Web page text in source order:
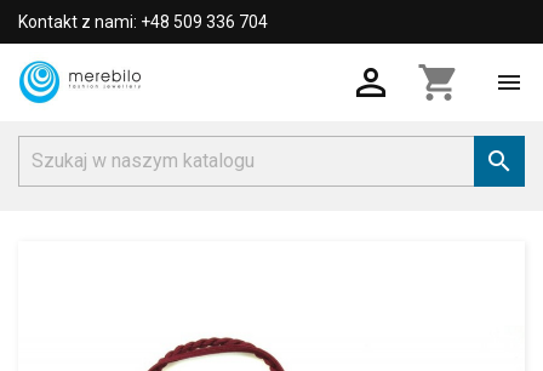
Kontakt z nami: +48 509 336 704
 shopping_cart 
